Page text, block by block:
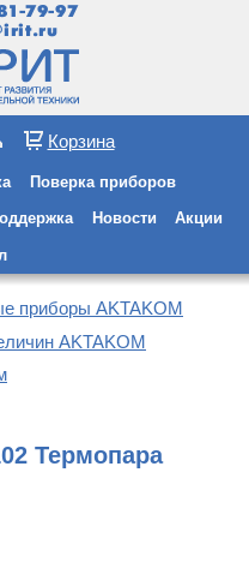
79-97
Корзина
Поверка приборов
Новости Акции
приборы AKTAKOM
AKTAKOM
Термопара